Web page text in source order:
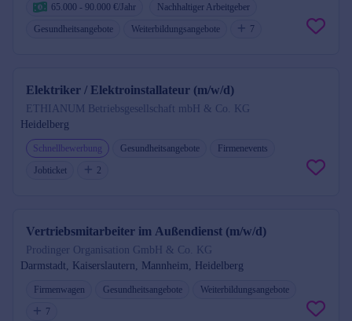
65.000 - 90.000 €/Jahr
Nachhaltiger Arbeitgeber
Gesundheitsangebote
Weiterbildungsangebote 7
Elektriker / Elektroinstallateur (m/w/d)
ETHIANUM Betriebsgesellschaft mbH & Co. KG
Heidelberg
Schnellbewerbung Gesundheitsangebote
Firmenevents
Jobticket
2
Vertriebsmitarbeiter im Außendienst (m/w/d)
Prodinger Organisation GmbH & Co. KG
Darmstadt, Kaiserslautern, Mannheim, Heidelberg
Firmenwagen Gesundheitsangebote
Weiterbildungsangebote
7